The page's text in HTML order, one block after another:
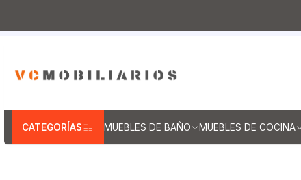
CATEGORÍAS MUEBLES DE BAÑO MUEBLES DE COCINA